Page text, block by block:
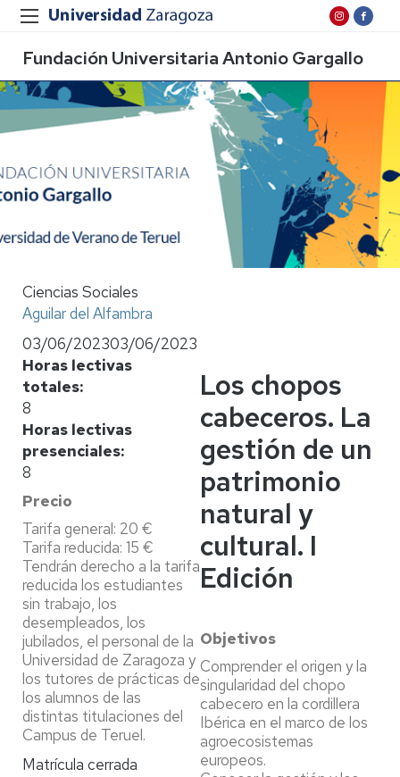
Fundación Universitaria Antonio Gargallo
Ciencias Sociales
Aguilar del Alfambra
03/06/202303/06/2023
Horas lectivas
totales
8
Horas lectivas
presenciales
8
Precio
Tarifa general: 20 €
Tarifa reducida: 15 €
Tendrán derecho a la tarifa
reducida los estudiantes
sin trabajo, los
desempleados, los
jubilados, el personal de la
Universidad de Zaragoza y
los tutores de prácticas de
los alumnos de las
distintas titulaciones del
Campus de Teruel.
Matrícula cerrada
Los chopos
cabeceros. La
gestión de un
patrimonio
natural y
cultural. I
Edición
Objetivos
Comprender el origen y la
singularidad del chopo
cabecero en la cordillera
Ibérica en el marco de los
agroecosistemas
europeos.